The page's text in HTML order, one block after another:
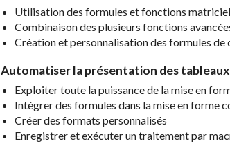
Utilisation des formules et fonctions
Combinaison des plusieurs fonctions
Création et personnalisation des formules de
Automatiser la présentation des tableaux
Exploiter toute la puissance de la mise en
Intégrer des formules dans la mise en forme
Créer des formats personnalisés
Enregistrer et exécuter un traitement par